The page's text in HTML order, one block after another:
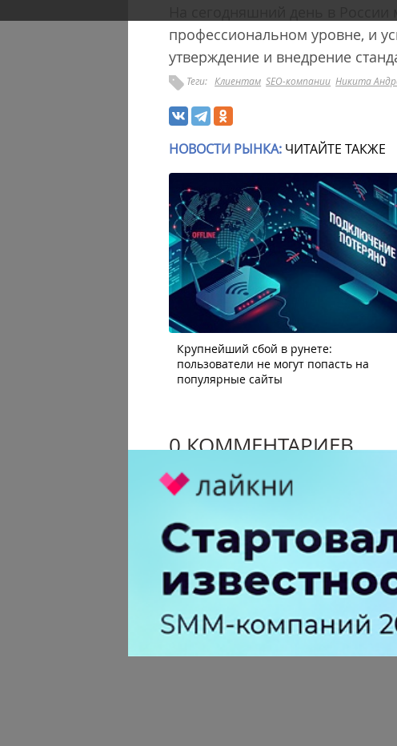
профессиональном уровне, и
утверждение и внедрение
Теги: Клиентам SEO-компании Никита
НОВОСТИ РЫНКА: ЧИТАЙТЕ ТАКЖЕ
Крупнейший сбой в рунете:
пользователи не могут попасть на
популярные сайты
0 КОММЕНТАРИЕВ